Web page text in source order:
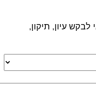
עיון, תיקון,